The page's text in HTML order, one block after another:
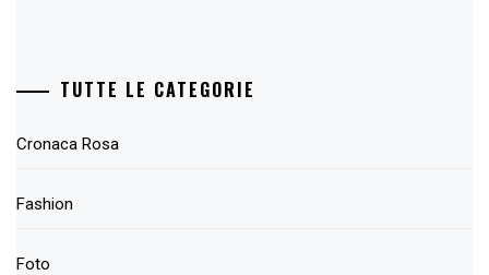
TUTTE LE CATEGORIE
Cronaca Rosa
Fashion
Foto